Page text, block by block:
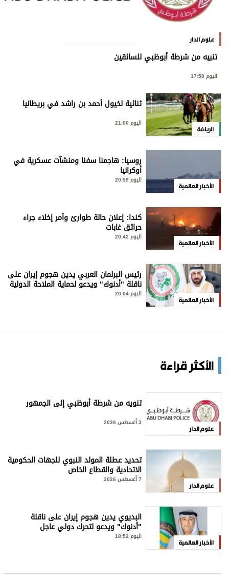
علوم الدار
تنبيه من شرطة أبوظبي للسائقين
اليوم 17:50
الرياضة
ثنائية لخيول أحمد بن راشد في بريطانيا
اليوم 21:00
الأخبار العالمية
روسيا: هاجمنا سفنا ومنشآت عسكرية في
أوكرانيا
اليوم 20:59
الأخبار العالمية
كندا: إعلان حالة طوارئ وأمر إخلاء جراء
حرائق غابات
اليوم 20:42
الأخبار العالمية
رئيس البرلمان العربي يدين هجوم إيران على
ناقلة "أدنوك" ويدعو لحماية الملاحة الدولية
اليوم 20:04
الأكثر قراءة
علوم الدار
تنويه من شرطة أبوظبي إلى الجمهور
علوم الدار
تحديد عطلة المولد النبوي للجهات الحكومية
الاتحادية والقطاع الخاص
الأخبار العالمية
البديوي يدين هجوم إيران على ناقلة
"أدنوك" ويدعو لتحرك دولي عاجل
اليوم 18:52